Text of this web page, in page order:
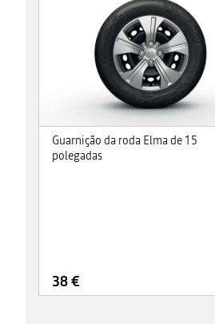
Guarnição da roda Elma de 15
polegadas
38 €